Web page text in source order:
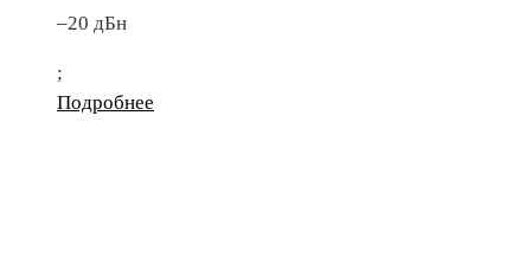
–20 дБн
;
Подробнее